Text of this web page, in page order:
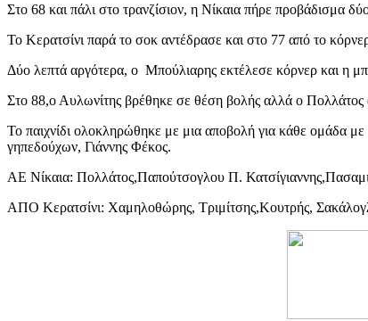
Στο 68 και πάλι στο τρανζίσιον, η Νίκαια πήρε προβάδισμα
Το Κερατσίνι παρά το σοκ αντέδρασε και στο 77 από το
Δύο λεπτά αργότερα, ο Μπούλιαρης εκτέλεσε κόρνερ και η
Στο 88,ο Αυλωνίτης βρέθηκε σε θέση βολής αλλά ο Πολλάτος
Το παιχνίδι ολοκληρώθηκε με μια αποβολή για κάθε ομάδα
γηπεδούχων, Γιάννης Φέκος.
ΑΕ Νίκαια: Πολλάτος,Παπούτσογλου Π.
ΑΠΟ Κερατσίνι: Χαμηλοθώρης, Τριμίτσης,Κουτρής,